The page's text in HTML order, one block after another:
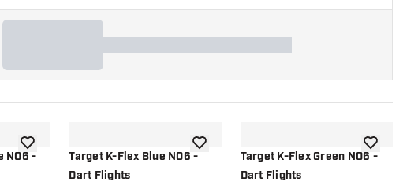
NO6 -
Zur Wunschliste hinzufügen
Target K-Flex Blue NO6 -
Dart Flights
Zur Wunschliste hinzufügen
Target K-Flex Green NO6 -
Dart Flights
Zur